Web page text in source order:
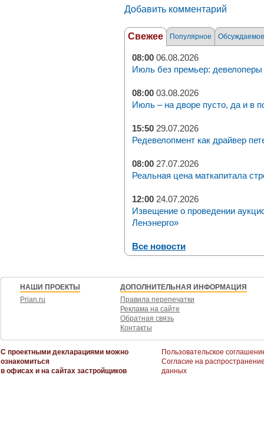
Добавить комментарий
Свежее Популярное Обсуждаемое
08:00 06.08.2026
Июль без премьер: девелоперы
08:00 03.08.2026
Июль – на дворе пусто, да и в
15:50 29.07.2026
Редевелопмент как драйвер
08:00 27.07.2026
Реальная цена маткапитала
12:00 24.07.2026
Извещение о проведении
Ленэнерго»
Все новости
НАШИ ПРОЕКТЫ
Prian.ru
ДОПОЛНИТЕЛЬНАЯ ИНФОРМАЦИЯ
Правила перепечатки
Реклама на сайте
Обратная связь
Контакты
С проектными декларациями можно
ознакомиться
в офисах и на сайтах застройщиков
Пользовательское
Согласие на
данных